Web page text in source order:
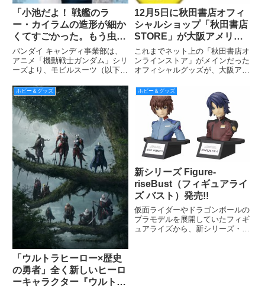
「小池だよ！ 戦艦のラ
ー・カイラムの造形が細か
くてすごかった。もう虫の
裏側みたい(笑)」『2分で作
る！ガンダム名鑑ガム』予
約受付を本日から開始
バンダイ キャンディ事業部は、
アニメ「機動戦士ガンダム」シリ
ーズより、モビルスーツ（以下、
等、世界観を丸ごと立体化した食
玩プラキット『2分で作る！ガン
ダム名鑑ガム』を、2016年6月に
発売する。なお、6月の発売
12月5日に秋田書店オフィ
シャルショップ「秋田書店
STORE」が大阪アメリカ
村にオープン！ ストア限
定の『マカロニほうれん
荘』グッズ発売中！
これまでネット上の「秋田書店オ
ンラインストア」がメインだった
オフィシャルグッズが、大阪アメ
店STORE」でも取り扱いを開
始！ 同時にストア限定グッズも
続々と発売される。ここでは鴨川
つばめ原作の伝説のギャグマンガ
ホビー＆グッズ
「ウルトラヒーロー×歴史
の勇者」全く新しいヒーロ
ーキャラクター『ウルトラ
ホビー＆グッズ
新シリーズ Figure-
riseBust（フィギュアライ
ズ バスト）発売!!
仮面ライダーやドラゴンボールの
プラモデルを展開していたフィギ
ュアライズから、新シリーズ・